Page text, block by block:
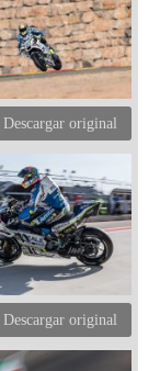
Descargar original
Descargar original